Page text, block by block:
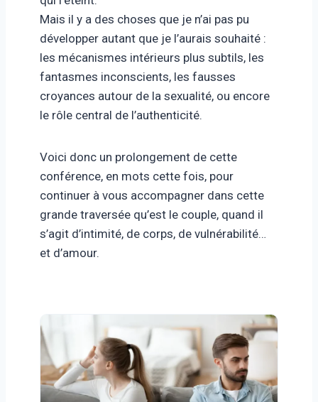
Mais il y a des choses que je n’ai pas pu
développer autant que je l’aurais souhaité :
les mécanismes intérieurs plus subtils, les
fantasmes inconscients, les fausses
croyances autour de la sexualité, ou encore
le rôle central de l’authenticité.
Voici donc un prolongement de cette
conférence, en mots cette fois, pour
continuer à vous accompagner dans cette
grande traversée qu’est le couple, quand il
s’agit d’intimité, de corps, de vulnérabilité…
et d’amour.